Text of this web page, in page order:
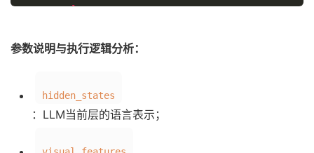
else:
return ( output
参数说明与执行逻辑分析：
hidden_states
：LLM当前层的语言表示；